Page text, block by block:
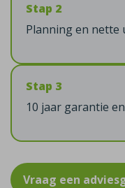
Stap 2
Planning en nette
Stap 3
10 jaar garantie
Vraag een